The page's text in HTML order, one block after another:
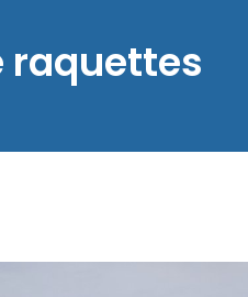
raquettes